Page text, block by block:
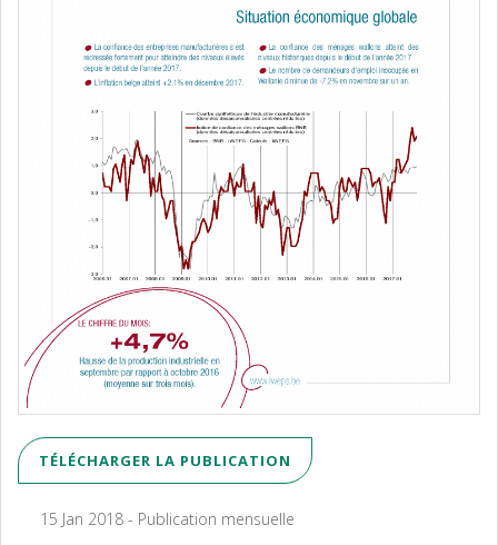
TÉLÉCHARGER LA PUBLICATION
15 Jan 2018 - Publication mensuelle